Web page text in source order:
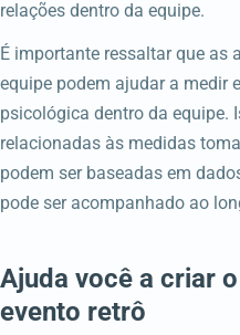
relações dentro da equipe.
É importante ressaltar que as
equipe podem ajudar a medir
psicológica dentro da equipe.
relacionadas às medidas
podem ser baseadas em
pode ser acompanhado ao
Ajuda você a criar
evento retrô